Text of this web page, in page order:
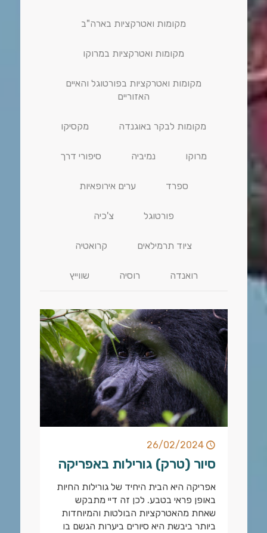
מקומות ואטרקציות בארה"ב
מקומות ואטרקציות במרוקו
מקומות ואטרקציות בפורטוגל והאיים
האזוריים
מקומות לבקר באוגנדה מקסיקו
מרוקו נמיביה סיפורי דרך
ספרד ערים אירופאיות
פורטוגל צ'כיה
ציוד תרמילאים קרואטיה
רואנדה רוסיה שווייץ
26/02/2024
סיור (טרק) גורילות באפריקה
אפריקה היא הבית היחיד של גורילות החיות
באופן פראי בטבע. לכן זה דיי מתבקש
שאחת מהאטרקציות הבולטות והמיוחדות
ביותר ביבשת היא סיורים ביערות הגשם בו